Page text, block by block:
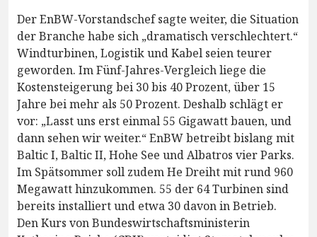
Der EnBW-Vorstandschef sagte weiter, die Situation
der Branche habe sich „dramatisch verschlechtert.“
Windturbinen, Logistik und Kabel seien teurer
geworden. Im Fünf-Jahres-Vergleich liege die
Kostensteigerung bei 30 bis 40 Prozent, über 15
Jahre bei mehr als 50 Prozent. Deshalb schlägt er
vor: „Lasst uns erst einmal 55 Gigawatt bauen, und
dann sehen wir weiter.“ EnBW betreibt bislang mit
Baltic I, Baltic II, Hohe See und Albatros vier Parks.
Im Spätsommer soll zudem He Dreiht mit rund 960
Megawatt hinzukommen. 55 der 64 Turbinen sind
bereits installiert und etwa 30 davon in Betrieb.
Den Kurs von Bundeswirtschaftsministerin